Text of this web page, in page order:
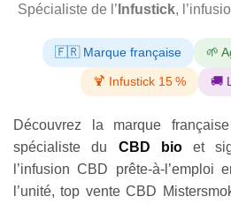
Spécialiste de l’ Infustick,
🇫🇷 Marque française 🌱
🍹 Infustick 15 % 🚚
Découvrez la marque
spécialiste du CBD bioet
l’infusion CBD prête-à-l’emploi
l’unité, top vente CBD